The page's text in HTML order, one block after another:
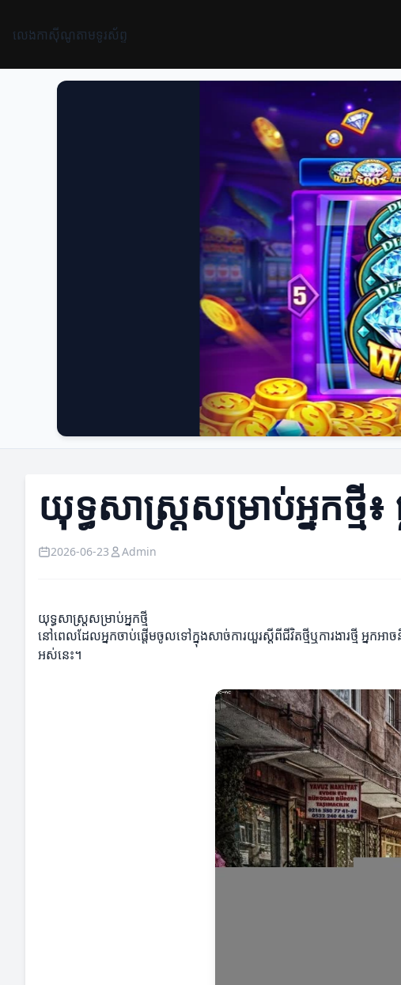
លេងកាស៊ីណូតាមទូរស័ព្ទ
យុទ្ធសាស្ត្រសម្រាប់អ្នកថ្
2026-06-23 Admin
យុទ្ធសាស្ត្រសម្រាប់អ្នកថ្មី
នៅពេលដែលអ្នកចាប់ផ្តើមចូលទៅក្នុងសាច់ការយួរស្តីពីជីវិតថ្មីឬការងារថ្មី អ្នក
អស់នេះ។